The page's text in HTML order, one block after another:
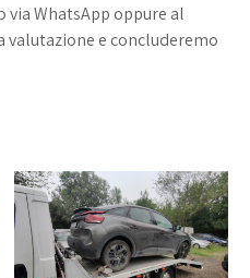
WhatsApp oppure al
e concluderemo